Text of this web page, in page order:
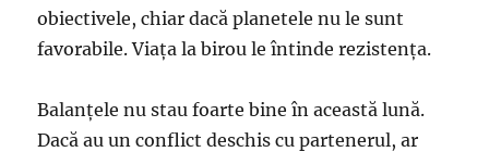
obiectivele, chiar dacă planetele nu le sunt
favorabile. Viaţa la birou le întinde rezistenţa.
Balanţele nu stau foarte bine în această lună.
Dacă au un conflict deschis cu partenerul, ar